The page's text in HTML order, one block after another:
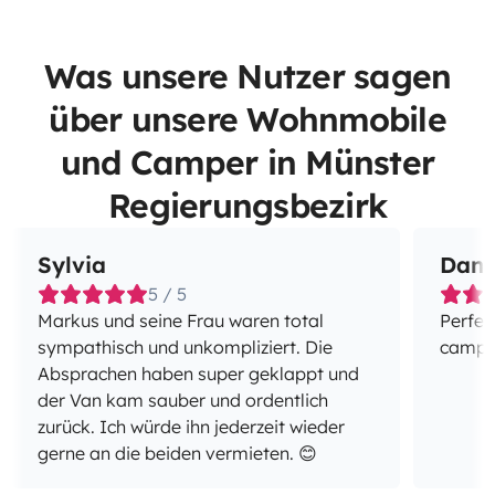
Was unsere Nutzer sagen
über unsere Wohnmobile
und Camper in Münster
Regierungsbezirk
Sylvia
5 / 5
Markus und seine Frau waren total
sympathisch und unkompliziert. Die
Absprachen haben super geklappt und
der Van kam sauber und ordentlich
zurück. Ich würde ihn jederzeit wieder
gerne an die beiden vermieten. 😊